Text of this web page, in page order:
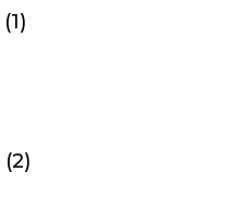
(1)
(2)